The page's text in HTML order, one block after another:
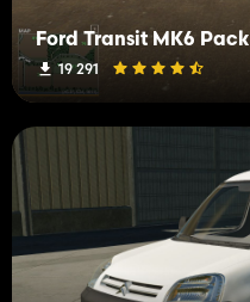
Ford Transit MK6 Pack
19 291